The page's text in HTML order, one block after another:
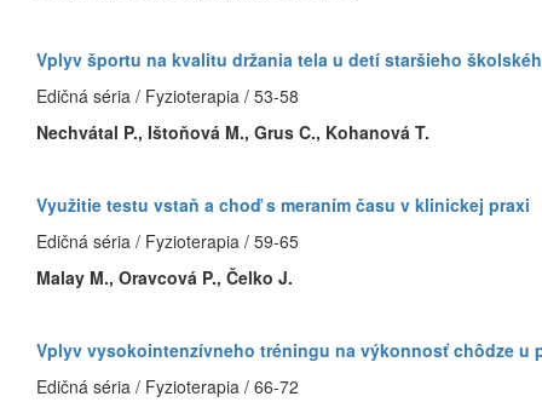
Vplyv športu na kvalitu držania tela u detí staršieho
Edičná séria / Fyzioterapia / 53-58
Nechvátal P., Ištoňová M., Grus C., Kohanová T.
Využitie testu vstaň a choď s meraním času v klinickej praxi
Edičná séria / Fyzioterapia / 59-65
Malay M., Oravcová P., Čelko J.
Vplyv vysokointenzívneho tréningu na výkonnosť chôdze u
Edičná séria / Fyzioterapia / 66-72